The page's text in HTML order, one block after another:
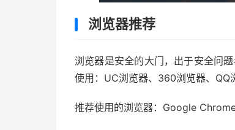
浏览器推荐
浏览器是安全的大门，出于安全问
使用：UC浏览器、360浏览器、QQ
推荐使用的浏览器：Google